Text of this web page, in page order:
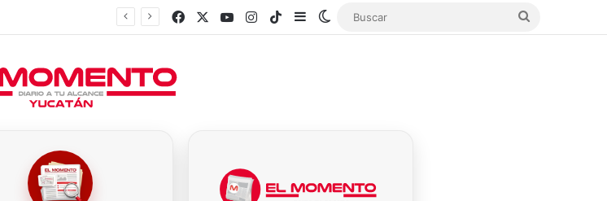
FacebookYouTubeInstagram
TikTokSidebarSwitch skin Buscar